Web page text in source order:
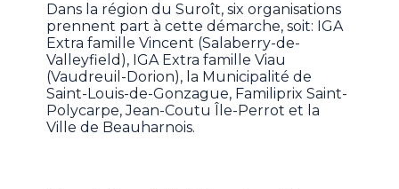
Dans la région du Suroît, six organisations
prennent part à cette démarche, soit: IGA
Extra famille Vincent (Salaberry-de-
Valleyfield), IGA Extra famille Viau
(Vaudreuil-Dorion), la Municipalité de
Saint-Louis-de-Gonzague, Familiprix Saint-
Polycarpe, Jean-Coutu Île-Perrot et la
Ville de Beauharnois.